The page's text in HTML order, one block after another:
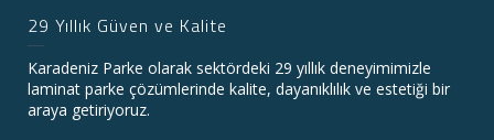
29 Yıllık Güven ve Kalite
Karadeniz Parke olarak sektördeki 29 yıllık deneyimimizle
laminat parke çözümlerinde kalite, dayanıklılık ve estetiği bir
araya getiriyoruz.